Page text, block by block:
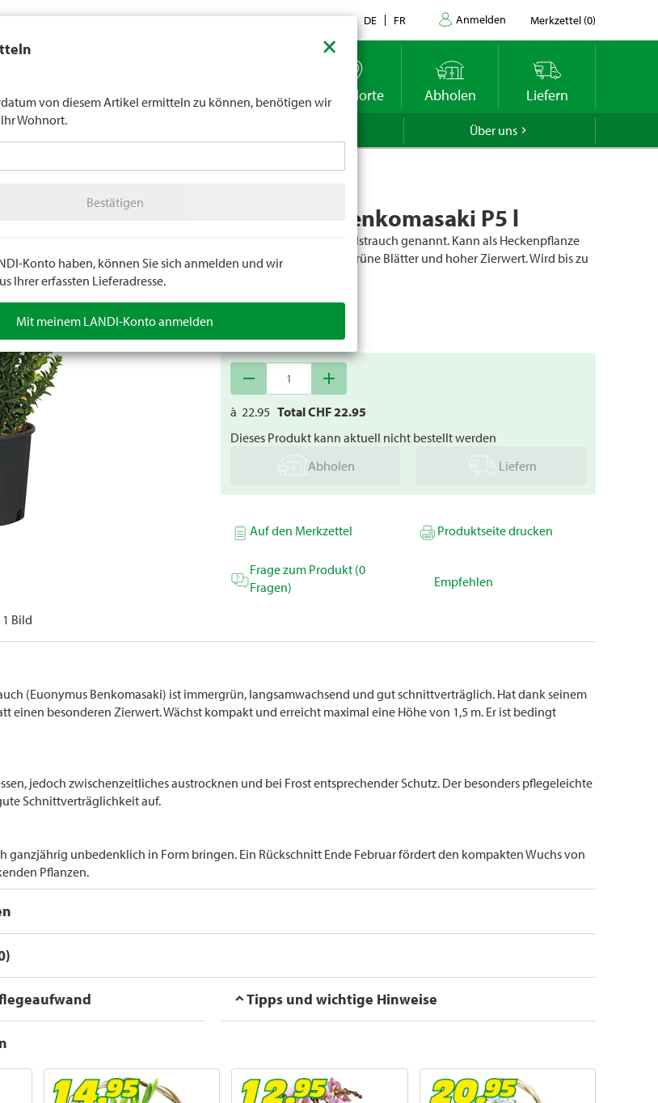
Kontakt DE FR Anmelden Merkzettel (0)
LANDI Wetter Standorte Abholen Liefern
Über uns
1 Bild
Euonymus Benkomasaki P5 l
Auch Japanischer Spindelstrauch genannt. Kann als Heckenpflanze
verwendet werden. Sattgrüne Blätter und hoher Zierwert. Wird bis zu
Artikelnummer71454
remove add
à 22.95 Total CHF22.95
Dieses Produkt kann aktuell nicht bestellt werden
Abholen
Liefern
Auf den Merkzettel Produktseite drucken
Frage zum Produkt (0
Fragen)
Empfehlen
(Euonymus Benkomasaki) ist immergrün, langsamwachsend und gut schnittverträglich. Hat dank seinem
einen besonderen Zierwert. Wächst kompakt und erreicht maximal eine Höhe von 1,5 m. Er ist bedingt
jedoch zwischenzeitliches austrocknen und bei Frost entsprechender Schutz. Der besonders pflegeleichte
Schnittverträglichkeit auf.
ganzjährig unbedenklich in Form bringen. Ein Rückschnitt Ende Februar fördert den kompakten Wuchs von
Pflanzen.
Tipps und wichtige Hinweise
×
von diesem Artikel ermitteln zu können, benötigen wir
Wohnort.
Bestätigen
Konto haben, können Sie sich anmelden und wir
Ihrer erfassten Lieferadresse.
Mit meinem LANDI-Konto anmelden
keinen Alkohol an Jugendliche unter 16 Jahren. Für